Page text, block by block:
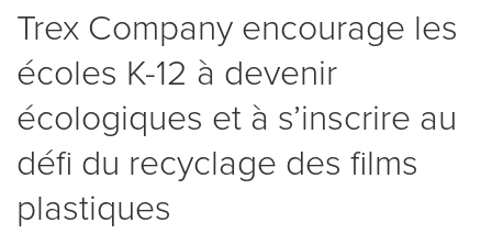
Trex Company encourage les
écoles K-12 à devenir
écologiques et à s’inscrire au
défi du recyclage des films
plastiques